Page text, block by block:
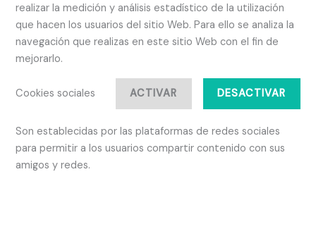
realizar la medición y análisis estadístico de la utilización
que hacen los usuarios del sitio Web. Para ello se analiza la
navegación que realizas en este sitio Web con el fin de
mejorarlo.
Cookies sociales ACTIVAR DESACTIVAR
Son establecidas por las plataformas de redes sociales
para permitir a los usuarios compartir contenido con sus
amigos y redes.